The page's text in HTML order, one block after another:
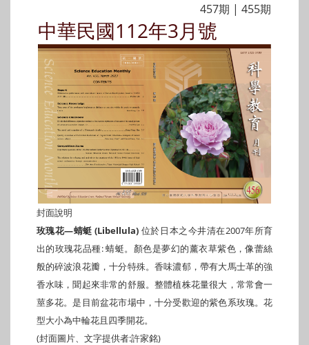
457期 | 455期
中華民國112年3月號
封面說明
玫瑰花—蜻蜓 (Libellula) 位於日本之今井清在2007年所育
出的玫瑰花品種: 蜻蜓。顏色是夢幻的薰衣草紫色，像蕾絲
般的碎波浪花瓣，十分特殊。香味濃郁，帶有大馬士革的強
香水味，聞起來非常的舒服。整體植株花量很大，常常會一
莖多花。是目前盆花市場中，十分受歡迎的紫色系玫瑰。花
型大小為中輪花且四季開花。
(封面圖片、文字提供者:許家銘)